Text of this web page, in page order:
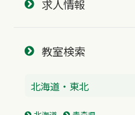
求人情報
教室検索
北海道・東北